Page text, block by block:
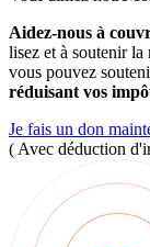
Aidez-nous à
lisez et à soutenir
vous pouvez
réduisant vos
Je fais un don
( Avec déduction